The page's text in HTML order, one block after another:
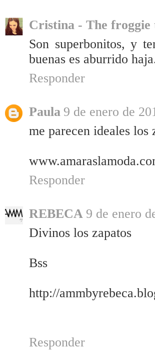
Cristina - The froggie
Son superbonitos, y
buenas es aburrido
Responder
Paula 9 de enero de
me parecen ideales los
Responder
REBECA 9 de enero
Divinos los zapatos
Bss
http://
Responder